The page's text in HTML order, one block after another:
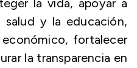
la vida, apoyar a
salud y la educación,
fortalecer
la transparencia en